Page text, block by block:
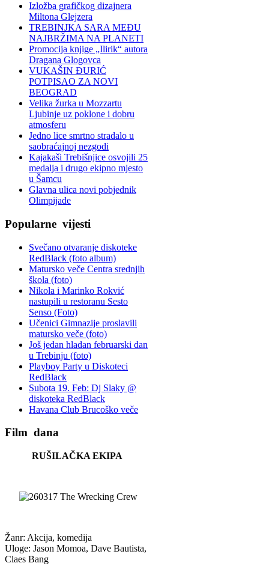
Izložba grafičkog dizajnera
Miltona Glejzera
TREBINЈKA SARA MEĐU
NAJBRŽIMA NA PLANETI
Promocija knjige „Ilirik“ autora
Dragana Glogovca
VUKAŠIN ĐURIĆ
POTPISAO ZA NOVI
BEOGRAD
Velika žurka u Mozzartu
Ljubinje uz poklone i dobru
atmosferu
Jedno lice smrtno stradalo u
saobraćajnoj nezgodi
Kajakaši Trebišnjice osvojili 25
medalja i drugo ekipno mjesto
u Šamcu
Glavna ulica novi pobjednik
Olimpijade
Popularne vijesti
Svečano otvaranje diskoteke
RedBlack (foto album)
Matursko veče Centra srednjih
škola (foto)
Nikola i Marinko Rokvić
nastupili u restoranu Sesto
Senso (Foto)
Učenici Gimnazije proslavili
matursko veče (foto)
Još jedan hladan februarski dan
u Trebinju (foto)
Playboy Party u Diskoteci
RedBlack
Subota 19. Feb: Dj Slaky @
diskoteka RedBlack
Havana Club Brucoško veče
Film dana
RUŠILAČKA EKIPA
Žanr: Akcija, komedija
Uloge: Jason Momoa, Dave Bautista,
Claes Bang